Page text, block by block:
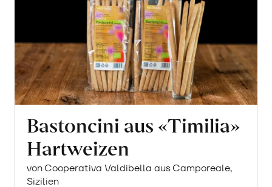
Bastoncini aus «Timilia»
Hartweizen
von Cooperativa Valdibella aus Camporeale,
Sizilien